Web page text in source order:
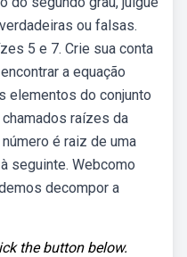
ou falsas.
5 e 7. Crie sua conta
a equação
elementos do conjunto
raízes da
é raiz de uma
seguinte. Webcomo
decompor a
the button below.